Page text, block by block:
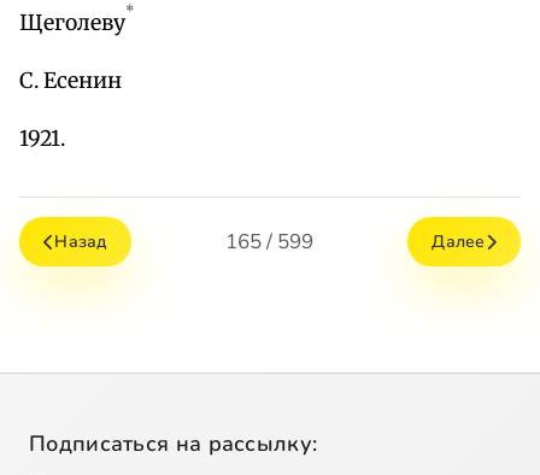
Щеголеву*
С. Есенин
1921.
Назад 165 / 599 Далее
Подписаться на рассылку: